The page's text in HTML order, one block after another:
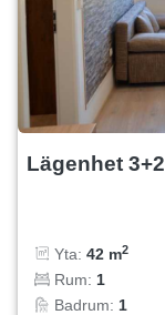
Lägenhet 3+2
Yta: 42 m2
Rum: 1
Badrum: 1